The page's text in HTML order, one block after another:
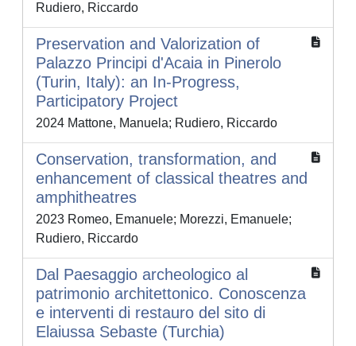
Rudiero, Riccardo
Preservation and Valorization of
Palazzo Principi d'Acaia in Pinerolo
(Turin, Italy): an In-Progress,
Participatory Project
2024 Mattone, Manuela; Rudiero, Riccardo
Conservation, transformation, and
enhancement of classical theatres and
amphitheatres
2023 Romeo, Emanuele; Morezzi, Emanuele;
Rudiero, Riccardo
Dal Paesaggio archeologico al
patrimonio architettonico. Conoscenza
e interventi di restauro del sito di
Elaiussa Sebaste (Turchia)